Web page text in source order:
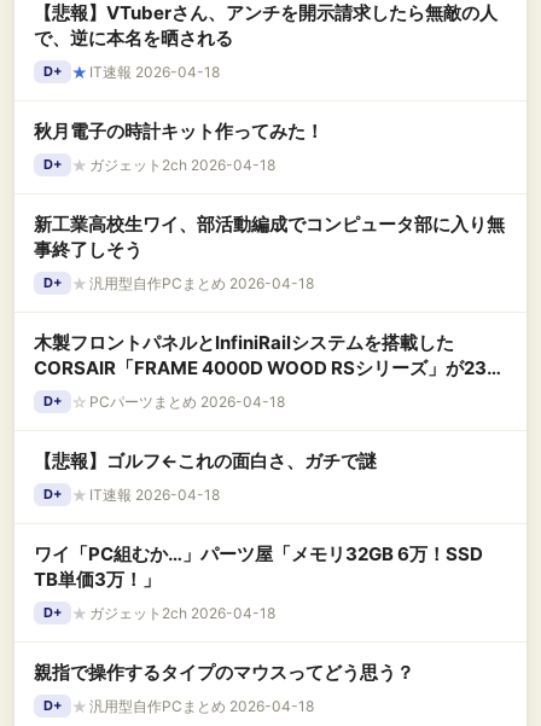
【悲報】VTuberさん、アンチを開示請求したら無敵の人
で、逆に本名を晒される
D+ ★ IT速報 2026-04-18
秋月電子の時計キット作ってみた！
D+ ★ ガジェット2ch 2026-04-18
新工業高校生ワイ、部活動編成でコンピュータ部に入り無
事終了しそう
D+ ★ 汎用型自作PCまとめ 2026-04-18
木製フロントパネルとInfiniRailシステムを搭載した
CORSAIR「FRAME 4000D WOOD RSシリーズ」が23日
発売
D+ ☆ PCパーツまとめ 2026-04-18
【悲報】ゴルフ←これの面白さ、ガチで謎
D+ ★ IT速報 2026-04-18
ワイ「PC組むか…」パーツ屋「メモリ32GB 6万！SSD
TB単価3万！」
D+ ★ ガジェット2ch 2026-04-18
親指で操作するタイプのマウスってどう思う？
D+ ★ 汎用型自作PCまとめ 2026-04-18